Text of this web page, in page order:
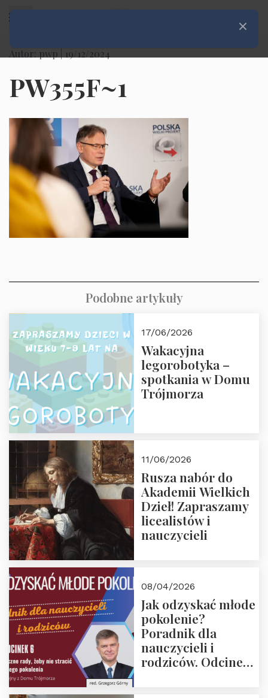
Autor: pwp | 19/12/2024
PW355F~1
Podobne artykuły
17/06/2026
Wakacyjna
legorobotyka –
spotkania w Domu
Trójmorza
11/06/2026
Rusza nabór do
Akademii Wielkich
Dzieł! Zapraszamy
licealistów i
nauczycieli
08/04/2026
Jak odzyskać młode
pokolenie?
Poradnik dla
nauczycieli i
rodziców. Odcinek
Zamknij